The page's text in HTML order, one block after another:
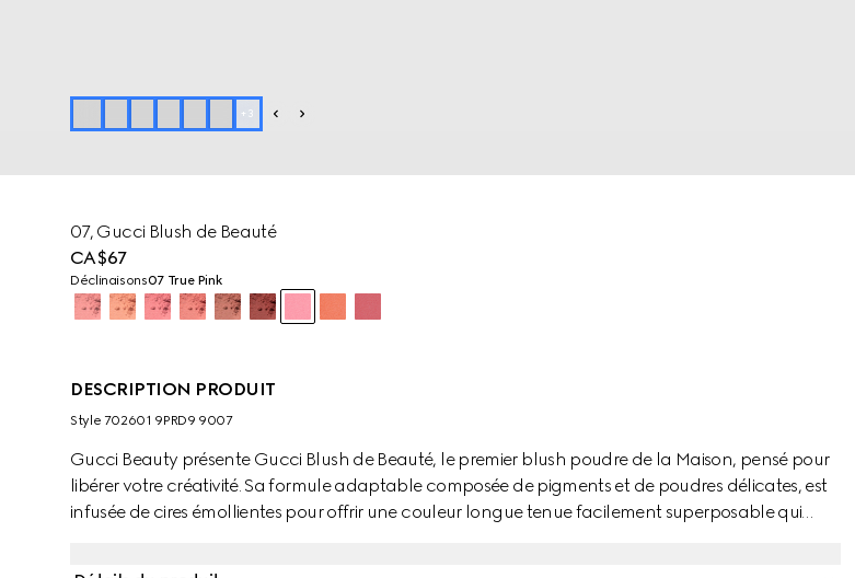
+ 3
07, Gucci Blush de Beauté
CA$67
Déclinaisons07 True Pink
DESCRIPTION PRODUIT
Style ‎702601 9PRD9 9007
Gucci Beauty présente Gucci Blush de Beauté, le premier blush poudre de la Maison, pensé pour
libérer votre créativité. Sa formule adaptable composée de pigments et de poudres délicates, est
infusée de cires émollientes pour offrir une couleur longue tenue facilement superposable qui